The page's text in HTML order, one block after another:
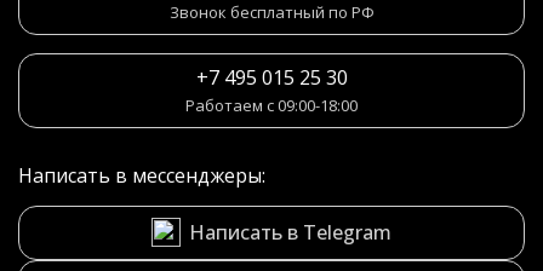
Звонок бесплатный по РФ
+7 495 015 25 30
Работаем с 09:00-18:00
Написать в мессенджеры:
Написать в Telegram